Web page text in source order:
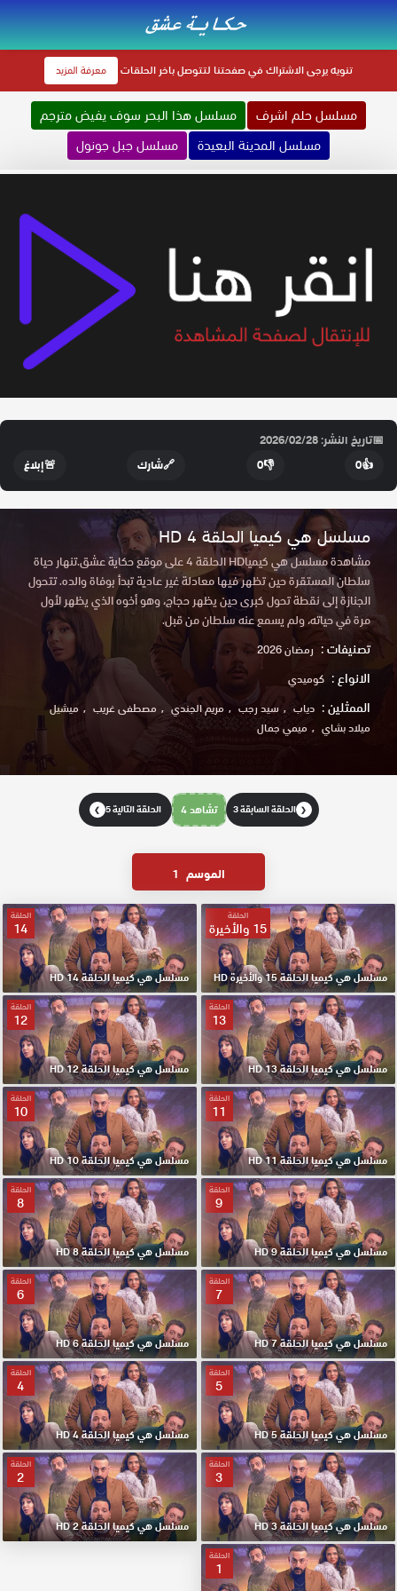
تنويهيرجى الاشتراك في صفحتنا لتتوصل باخر الحلقات معرفة المزيد
مسلسل حلم اشرف
مسلسل هذا البحر سوف يفيض مترجم
مسلسل المدينة البعيدة
مسلسل جبل جونول
📅تاريخ النشر: 2026/02/28
👍
0
👎
0
🔗شارك 🚨إبلاغ
مسلسل هي كيميا الحلقة 4 HD
مشاهدة مسلسل هي كيمياHD الحلقة 4 على موقع حكاية عشق.تنهار حياة
سلطان المستقرة حين تظهر فيها معادلة غير عادية تبدأ بوفاة والده. تتحول
الجنازة إلى نقطة تحول كبرى حين يظهر حجاج، وهو أخوه الذي يظهر لأول
مرة في حياته، ولم يسمع عنه سلطان من قبل.
تصنيفات : رمضان 2026
الانواع : كوميدي
الممثلين : دياب سيد رجب مريم الجندي مصطفى غريب
ميشيل
ميلاد بشاي
ميمي جمال
❮ الحلقة السابقة 3 تشاهد 4 الحلقة التالية 5 ❯
الموسم 1
الحلقة
15 والأخيرة
مسلسل هي كيميا الحلقة 15 والأخيرة HD
الحلقة
14
مسلسل هي كيميا الحلقة 14 HD
الحلقة
13
مسلسل هي كيميا الحلقة 13 HD
الحلقة
12
مسلسل هي كيميا الحلقة 12 HD
الحلقة
11
مسلسل هي كيميا الحلقة 11 HD
الحلقة
10
مسلسل هي كيميا الحلقة 10 HD
الحلقة
9
مسلسل هي كيميا الحلقة 9 HD
الحلقة
8
مسلسل هي كيميا الحلقة 8 HD
الحلقة
7
مسلسل هي كيميا الحلقة 7 HD
الحلقة
6
مسلسل هي كيميا الحلقة 6 HD
الحلقة
5
مسلسل هي كيميا الحلقة 5 HD
الحلقة
4
مسلسل هي كيميا الحلقة 4 HD
الحلقة
3
مسلسل هي كيميا الحلقة 3 HD
الحلقة
2
مسلسل هي كيميا الحلقة 2 HD
الحلقة
1